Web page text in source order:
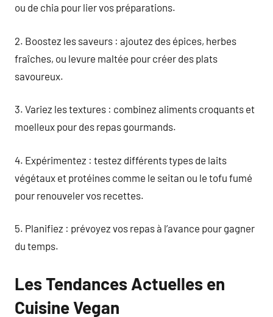
ou de chia pour lier vos préparations.
2. Boostez les saveurs : ajoutez des épices, herbes
fraîches, ou levure maltée pour créer des plats
savoureux.
3. Variez les textures : combinez aliments croquants et
moelleux pour des repas gourmands.
4. Expérimentez : testez différents types de laits
végétaux et protéines comme le seitan ou le tofu fumé
pour renouveler vos recettes.
5. Planifiez : prévoyez vos repas à l’avance pour gagner
du temps.
Les Tendances Actuelles en
Cuisine Vegan